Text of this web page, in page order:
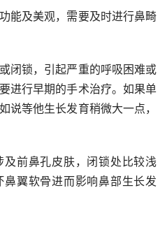
能及美观，需要及时进行鼻畸
闭锁，引起严重的呼吸困难或
进行早期的手术治疗。如果单
说等他生长发育稍微大一点，
前鼻孔皮肤，闭锁处比较浅
翼软骨进而影响鼻部生长发